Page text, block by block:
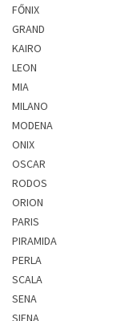
FŐNIX
GRAND
KAIRO
LEON
MIA
MILANO
MODENA
ONIX
OSCAR
RODOS
ORION
PARIS
PIRAMIDA
PERLA
SCALA
SENA
SIENA